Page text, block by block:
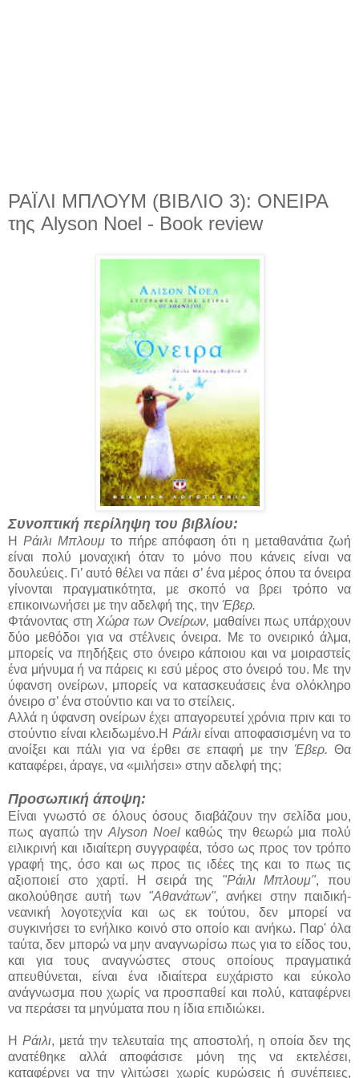
ΡΑΪΛΙ ΜΠΛΟΥΜ (ΒΙΒΛΙΟ 3): ΟΝΕΙΡΑ
της Alyson Noel - Book review
Συνοπτική περίληψη του βιβλίου:
Η Ράιλι Μπλουμτο πήρε απόφαση ότι η μεταθανάτια ζωή
είναι πολύ μοναχική όταν το μόνο που κάνεις είναι να
δουλεύεις. Γι’ αυτό θέλει να πάει σ’ ένα μέρος όπου τα όνειρα
γίνονται πραγματικότητα, με σκοπό να βρει τρόπο να
επικοινωνήσει με την αδελφή της, την Έβερ.
Φτάνοντας στηΧώρα των Ονείρων, μαθαίνει πως υπάρχουν
δύο μεθόδοι για να στέλνεις όνειρα. Με το ονειρικό άλμα,
μπορείς να πηδήξεις στο όνειρο κάποιου και να μοιραστείς
ένα μήνυμα ή να πάρεις κι εσύ μέρος στο όνειρό του. Με την
ύφανση ονείρων, μπορείς να κατασκευάσεις ένα ολόκληρο
όνειρο σ’ ένα στούντιο και να το στείλεις.
Αλλά η ύφανση ονείρων έχει απαγορευτεί χρόνια πριν και το
στούντιο είναι κλειδωμένο.Η Ράιλιείναι αποφασισμένη να το
ανοίξει και πάλι για να έρθει σε επαφή με την Έβερ. Θα
καταφέρει, άραγε, να «μιλήσει» στην αδελφή της;
Προσωπική άποψη:
Είναι γνωστό σε όλους όσους διαβάζουν την σελίδα μου,
πως αγαπώ την Alyson Noelκαθώς την θεωρώ μια πολύ
ειλικρινή και ιδιαίτερη συγγραφέα, τόσο ως προς τον τρόπο
γραφή της, όσο και ως προς τις ιδέες της και το πως τις
αξιοποιεί στο χαρτί. Η σειρά της "Ράιλι Μπλουμ", που
ακολούθησε αυτή των "Αθανάτων", ανήκει στην παιδική-
νεανική λογοτεχνία και ως εκ τούτου, δεν μπορεί να
συγκινήσει το ενήλικο κοινό στο οποίο και ανήκω. Παρ' όλα
ταύτα, δεν μπορώ να μην αναγνωρίσω πως για το είδος του,
και για τους αναγνώστες στους οποίους πραγματικά
απευθύνεται, είναι ένα ιδιαίτερα ευχάριστο και εύκολο
ανάγνωσμα που χωρίς να προσπαθεί και πολύ, καταφέρνει
να περάσει τα μηνύματα που η ίδια επιδιώκει.
ΗΡάιλι, μετά την τελευταία της αποστολή, η οποία δεν της
ανατέθηκε αλλά αποφάσισε μόνη της να εκτελέσει,
καταφέρνει να την γλιτώσει χωρίς κυρώσεις ή συνέπειες,